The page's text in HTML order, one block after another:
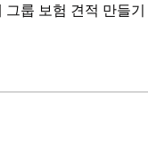
룹 보험 견적 만들